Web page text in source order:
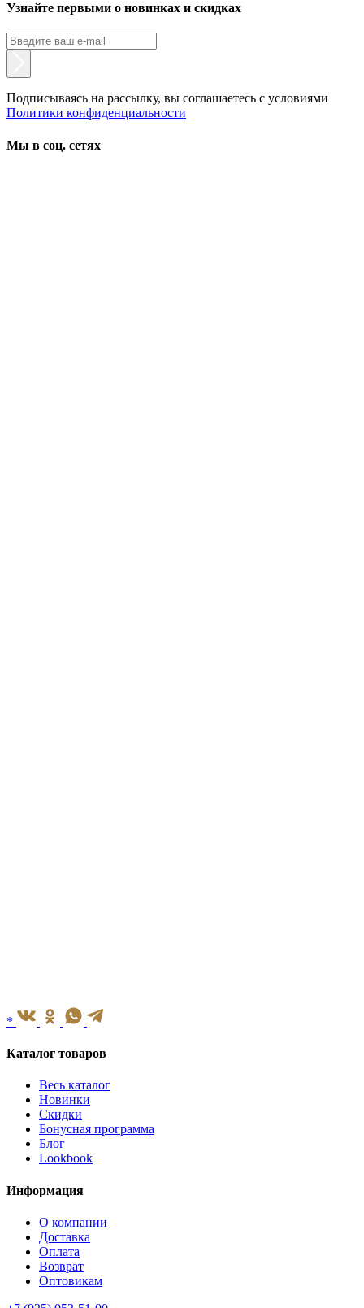
Узнайте первыми о новинках и скидках
Подписываясь на рассылку, вы соглашаетесь с условиями
Политики конфиденциальности
Мы в соц. сетях
*
Каталог товаров
Весь каталог
Новинки
Скидки
Бонусная программа
Блог
Lookbook
Информация
О компании
Доставка
Оплата
Возврат
Оптовикам